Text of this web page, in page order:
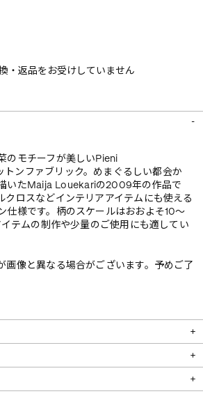
・返品をお受けしていません
のモチーフが美しいPieni
ンファブリック。めまぐるしい都会か
いたMaija Louekariの2009年の作品で
クロスなどインテリアアイテムにも使える
仕様です。柄のスケールはおおよそ10～
テムの制作や少量のご使用にも適してい
画像と異なる場合がございます。予めご了